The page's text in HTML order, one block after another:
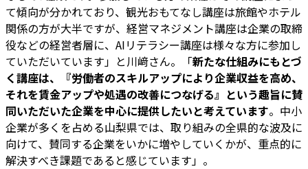
て傾向が分かれており、観光おもてなし講座は旅館やホテル
関係の方が大半ですが、経営マネジメント講座は企業の取締
役などの経営者層に、AIリテラシー講座は様々な方に参加し
ていただいています」と川﨑さん。「新たな仕組みにもとづ
く講座は、『労働者のスキルアップにより企業収益を高め、
それを賃金アップや処遇の改善につなげる』という趣旨に賛
同いただいた企業を中心に提供したいと考えています。中小
企業が多くを占める山梨県では、取り組みの全県的な波及に
向けて、賛同する企業をいかに増やしていくかが、重点的に
解決すべき課題であると感じています」。